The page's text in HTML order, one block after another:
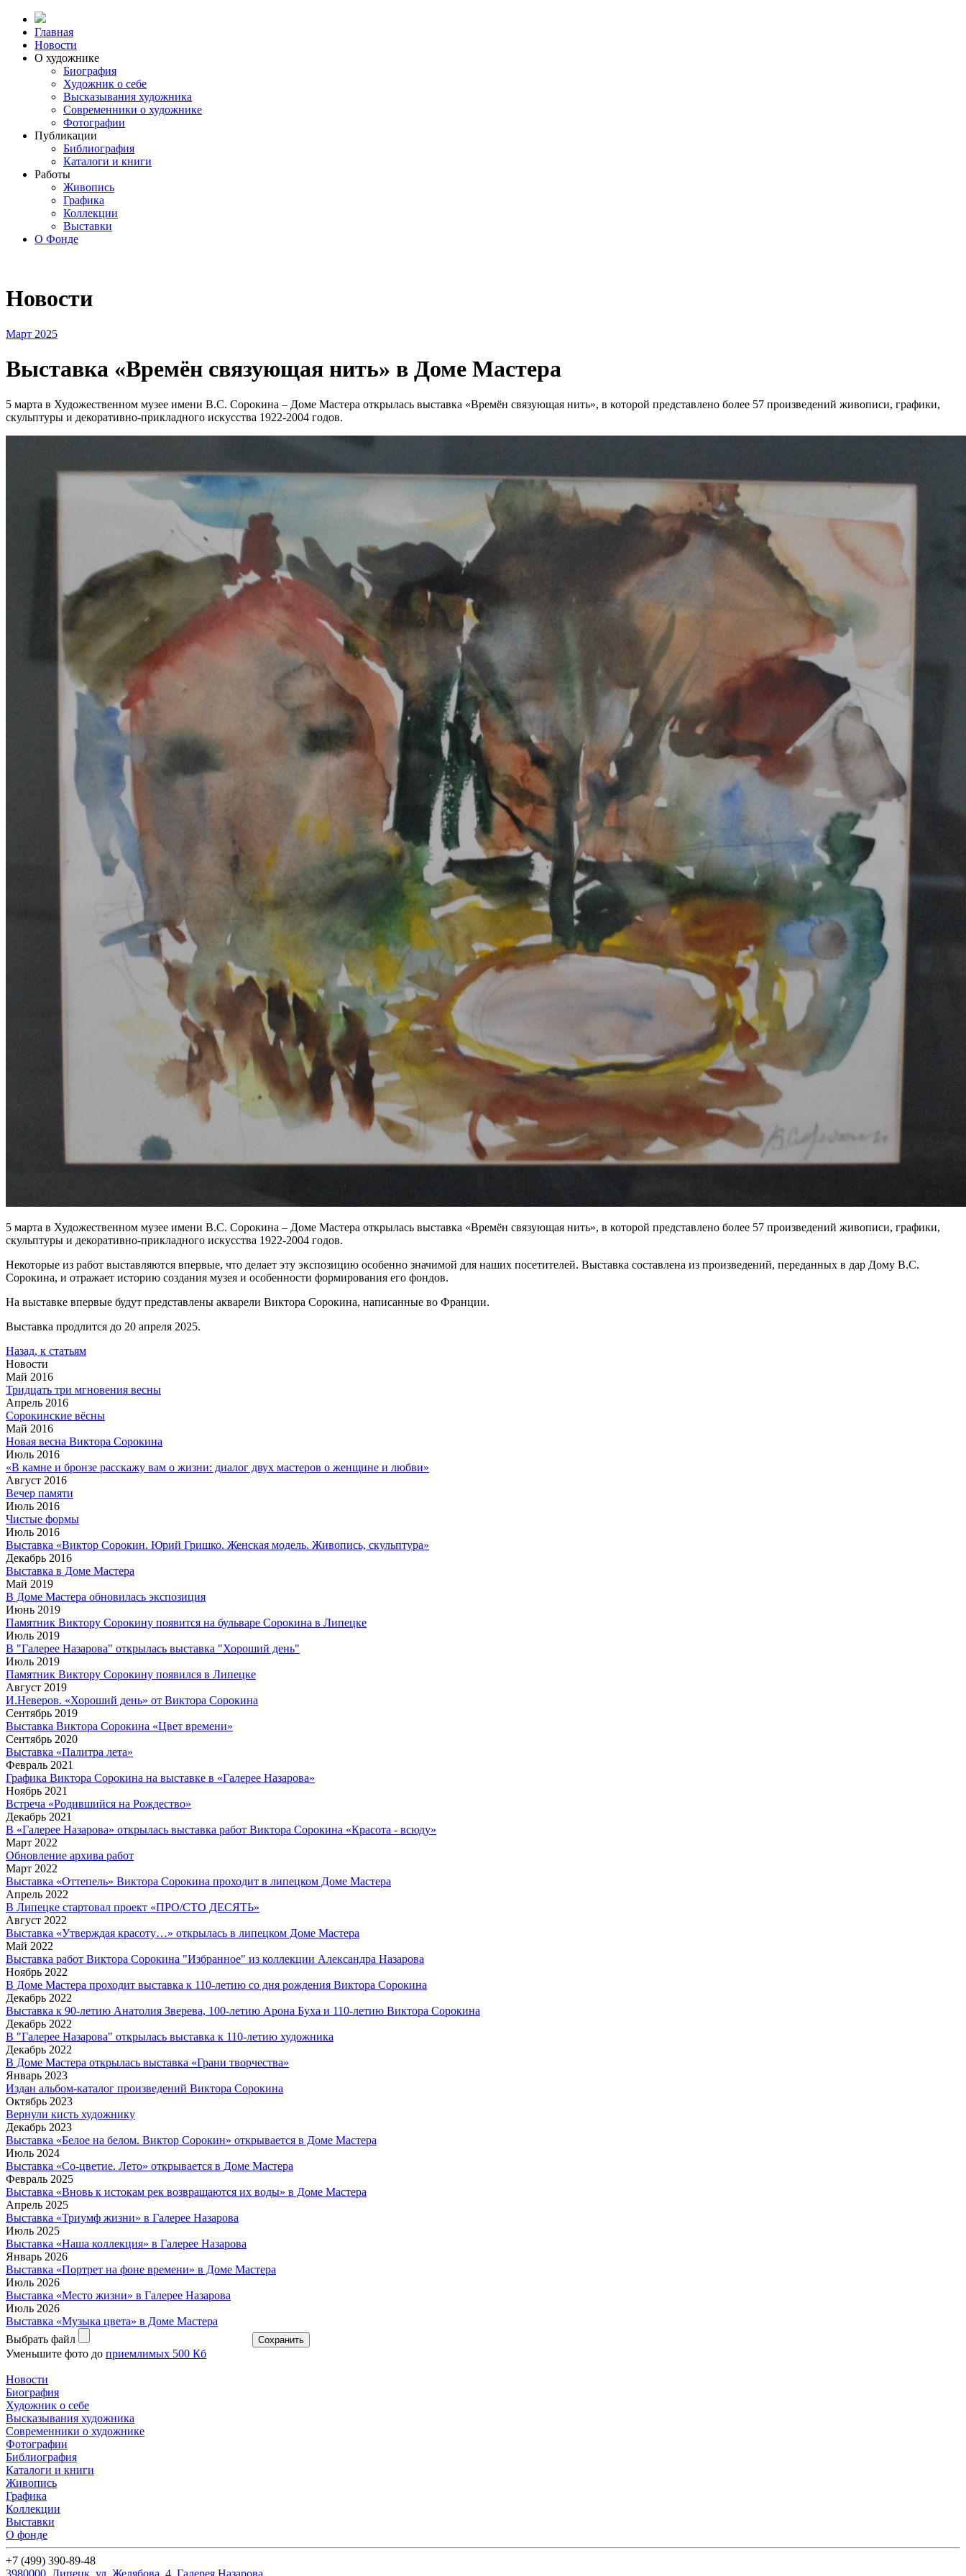
Главная
Новости
О художнике
Биография
Художник о себе
Выcказывания художника
Современники о художнике
Фотографии
Публикации
Библиография
Каталоги и книги
Работы
Живопись
Графика
Коллекции
Выставки
О Фонде
Новости
Март 2025
Выставка «Времён связующая нить» в Доме Мастера
5 марта в Художественном музее имени В.С. Сорокина – Доме Мастера открылась выставка «Времён связующая нить», в которой представлено более 57 произведений живописи, графики,
скульптуры и декоративно-прикладного искусства 1922-2004 годов.
5 марта в Художественном музее имени В.С. Сорокина – Доме Мастера открылась выставка «Времён связующая нить», в которой представлено более 57 произведений живописи, графики,
скульптуры и декоративно-прикладного искусства 1922-2004 годов.
Некоторые из работ выставляются впервые, что делает эту экспозицию особенно значимой для наших посетителей. Выставка составлена из произведений, переданных в дар Дому В.С.
Сорокина, и отражает историю создания музея и особенности формирования его фондов.
На выставке впервые будут представлены акварели Виктора Сорокина, написанные во Франции.
Выставка продлится до 20 апреля 2025.
Назад, к статьям
Новости
Май 2016
Тридцать три мгновения весны
Апрель 2016
Сорокинские вёсны
Май 2016
Новая весна Виктора Сорокина
Июль 2016
«В камне и бронзе расскажу вам о жизни: диалог двух мастеров о женщине и любви»
Август 2016
Вечер памяти
Июль 2016
Чистые формы
Июль 2016
Выставка «Виктор Сорокин. Юрий Гришко. Женская модель. Живопись, скульптура»
Декабрь 2016
Выставка в Доме Мастера
Май 2019
В Доме Мастера обновилась экспозиция
Июнь 2019
Памятник Виктору Сорокину появится на бульваре Сорокина в Липецке
Июль 2019
В "Галерее Назарова" открылась выставка "Хороший день"
Июль 2019
Памятник Виктору Сорокину появился в Липецке
Август 2019
И.Неверов. «Хороший день» от Виктора Сорокина
Сентябрь 2019
Выставка Виктора Сорокина «Цвет времени»
Сентябрь 2020
Выставка «Палитра лета»
Февраль 2021
Графика Виктора Сорокина на выставке в «Галерее Назарова»
Ноябрь 2021
Встреча «Родившийся на Рождество»
Декабрь 2021
В «Галерее Назарова» открылась выставка работ Виктора Сорокина «Красота - всюду»
Март 2022
Обновление архива работ
Март 2022
Выставка «Оттепель» Виктора Сорокина проходит в липецком Доме Мастера
Апрель 2022
В Липецке стартовал проект «ПРО/СТО ДЕСЯТЬ»
Август 2022
Выставка «Утверждая красоту…» открылась в липецком Доме Мастера
Май 2022
Выставка работ Виктора Сорокина "Избранное" из коллекции Александра Назарова
Ноябрь 2022
В Доме Мастера проходит выставка к 110-летию со дня рождения Виктора Сорокина
Декабрь 2022
Выставка к 90-летию Анатолия Зверева, 100-летию Арона Буха и 110-летию Виктора Сорокина
Декабрь 2022
В "Галерее Назарова" открылась выставка к 110-летию художника
Декабрь 2022
В Доме Мастера открылась выставка «Грани творчества»
Январь 2023
Издан альбом-каталог произведений Виктора Сорокина
Октябрь 2023
Вернули кисть художнику
Декабрь 2023
Выставка «Белое на белом. Виктор Сорокин» открывается в Доме Мастера
Июль 2024
Выставка «Со-цветие. Лето» открывается в Доме Мастера
Февраль 2025
Выставка «Вновь к истокам рек возвращаются их воды» в Доме Мастера
Апрель 2025
Выставка «Триумф жизни» в Галерее Назарова
Июль 2025
Выставка «Наша коллекция» в Галерее Назарова
Январь 2026
Выставка «Портрет на фоне времени» в Доме Мастера
Июль 2026
Выставка «Место жизни» в Галерее Назарова
Июль 2026
Выставка «Музыка цвета» в Доме Мастера
Выбрать файл
Уменьшите фото до приемлимых 500 Кб
Новости
Биография
Художник о себе
Выcказывания художника
Современники о художнике
Фотографии
Библиография
Каталоги и книги
Живопись
Графика
Коллекции
Выставки
О фонде
+7 (499) 390-89-48
3980000, Липецк, ул. Желябова, 4. Галерея Назарова